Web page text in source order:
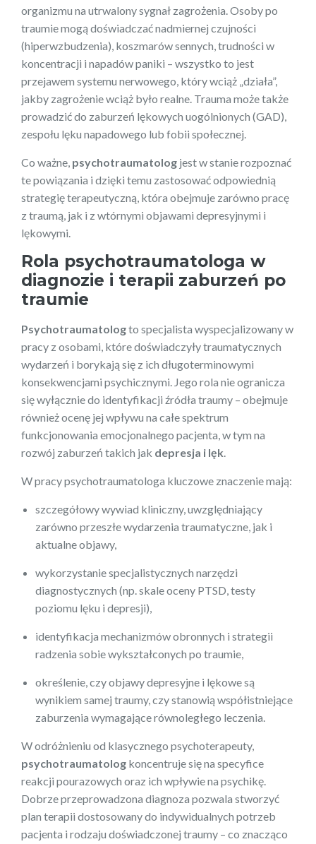
organizmu na utrwalony sygnał zagrożenia. Osoby po
traumie mogą doświadczać nadmiernej czujności
(hiperwzbudzenia), koszmarów sennych, trudności w
koncentracji i napadów paniki – wszystko to jest
przejawem systemu nerwowego, który wciąż „działa”,
jakby zagrożenie wciąż było realne. Trauma może także
prowadzić do zaburzeń lękowych uogólnionych (GAD),
zespołu lęku napadowego lub fobii społecznej.
Co ważne, psychotraumatolog jest w stanie rozpoznać
te powiązania i dzięki temu zastosować odpowiednią
strategię terapeutyczną, która obejmuje zarówno pracę
z traumą, jak i z wtórnymi objawami depresyjnymi i
lękowymi.
Rola psychotraumatologa w
diagnozie i terapii zaburzeń po
traumie
Psychotraumatologto specjalista wyspecjalizowany w
pracy z osobami, które doświadczyły traumatycznych
wydarzeń i borykają się z ich długoterminowymi
konsekwencjami psychicznymi. Jego rola nie ogranicza
się wyłącznie do identyfikacji źródła traumy – obejmuje
również ocenę jej wpływu na całe spektrum
funkcjonowania emocjonalnego pacjenta, w tym na
rozwój zaburzeń takich jak depresja i lęk
W pracy psychotraumatologa kluczowe znaczenie mają:
szczegółowy wywiad kliniczny, uwzględniający
zarówno przeszłe wydarzenia traumatyczne, jak i
aktualne objawy,
wykorzystanie specjalistycznych narzędzi
diagnostycznych (np. skale oceny PTSD, testy
poziomu lęku i depresji),
identyfikacja mechanizmów obronnych i strategii
radzenia sobie wykształconych po traumie,
określenie, czy objawy depresyjne i lękowe są
wynikiem samej traumy, czy stanowią współistniejące
zaburzenia wymagające równoległego leczenia.
W odróżnieniu od klasycznego psychoterapeuty,
psychotraumatolog koncentruje się na specyfice
reakcji pourazowych oraz ich wpływie na psychikę.
Dobrze przeprowadzona diagnoza pozwala stworzyć
plan terapii dostosowany do indywidualnych potrzeb
pacjenta i rodzaju doświadczonej traumy – co znacząco